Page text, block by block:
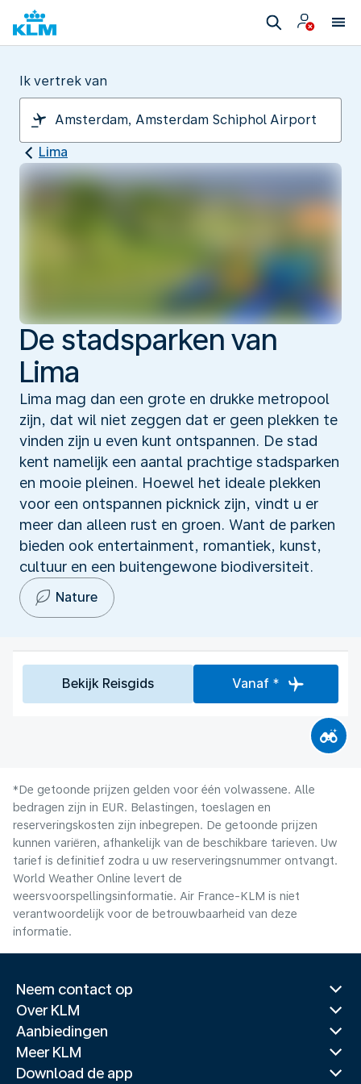
Ik vertrek van
Lima
De stadsparken van
Lima
Lima mag dan een grote en drukke metropool
zijn, dat wil niet zeggen dat er geen plekken te
vinden zijn u even kunt ontspannen. De stad
kent namelijk een aantal prachtige stadsparken
en mooie pleinen. Hoewel het ideale plekken
voor een ontspannen picknick zijn, vindt u er
meer dan alleen rust en groen. Want de parken
bieden ook entertainment, romantiek, kunst,
cultuur en een buitengewone biodiversiteit.
Nature
Bekijk Reisgids Vanaf *
*De getoonde prijzen gelden voor één volwassene. Alle
bedragen zijn in EUR. Belastingen, toeslagen en
reserveringskosten zijn inbegrepen. De getoonde prijzen
kunnen variëren, afhankelijk van de beschikbare tarieven. Uw
tarief is definitief zodra u uw reserveringsnummer ontvangt.
World Weather Online levert de
weersvoorspellingsinformatie. Air France-KLM is niet
verantwoordelijk voor de betrouwbaarheid van deze
informatie.
Neem contact op
Over KLM
Aanbiedingen
Meer KLM
Download de app